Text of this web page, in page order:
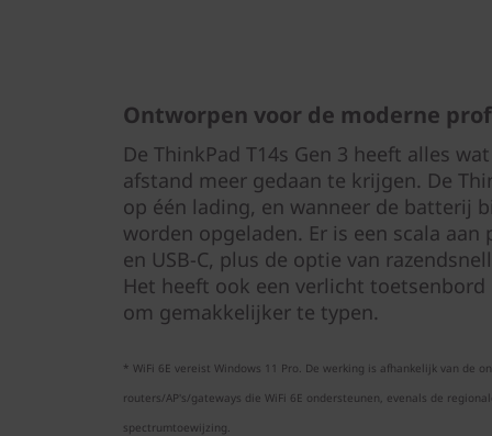
Ontworpen voor de moderne
De ThinkPad T14s Gen 3 heeft alles
afstand meer gedaan te krijgen. De
op één lading, en wanneer de batterij
worden opgeladen. Er is een scala
en USB-C, plus de optie van
Het heeft ook een verlicht toetsenbord
om gemakkelijker te typen.
* WiFi 6E vereist Windows 11 Pro. De werking is afhankelijk van de
routers/AP's/gateways die WiFi 6E ondersteunen, evenals de
spectrumtoewijzing.